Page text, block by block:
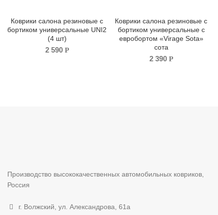
Коврики салона резиновые с
бортиком универсальные UNI2
(4 шт)
2 590 Р
Коврики салона резиновые с
бортиком универсальные с
евробортом «Virage Sota»
сота
2 390 Р
Производство высококачественных автомобильных ковриков,
Россия
г. Волжский, ул. Александрова, 61а